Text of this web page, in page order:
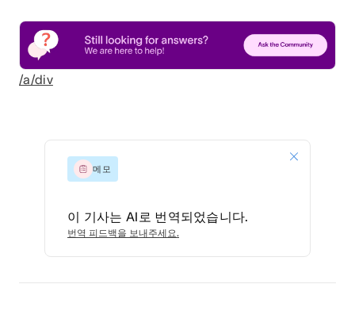
/a/div
메모
이 기사는 AI로 번역되었습니다.
번역 피드백을 보내주세요.